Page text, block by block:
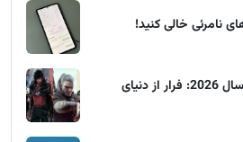
نامرئی خالی کنید!
بهترین بازی‌های فانتزی در سال 2026: فرار از دنیای